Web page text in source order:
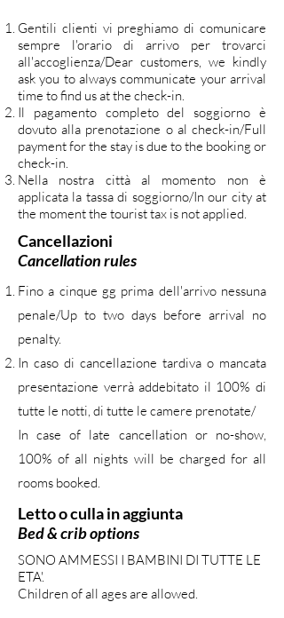
Gentili clienti vi preghiamo di comunicare
sempre l'orario di arrivo per trovarci
all'accoglienza/Dear customers, we kindly
ask you to always communicate your arrival
time to find us at the check-in.
Il pagamento completo del soggiorno è
dovuto alla prenotazione o al check-in/Full
payment for the stay is due to the booking or
check-in.
Nella nostra città al momento non è
applicata la tassa di soggiorno/In our city at
the moment the tourist tax is not applied.
Cancellazioni
Cancellation rules
Fino a cinque gg prima dell'arrivo nessuna
penale/Up to two days before arrival no
penalty.
In caso di cancellazione tardiva o mancata
presentazione verrà addebitato il 100% di
tutte le notti, di tutte le camere prenotate/
In case of late cancellation or no-show,
100% of all nights will be charged for all
rooms booked.
Letto o culla in aggiunta
Bed & crib options
SONO AMMESSI I BAMBINI DI TUTTE LE
ETA'​.
Children of all ages are allowed.